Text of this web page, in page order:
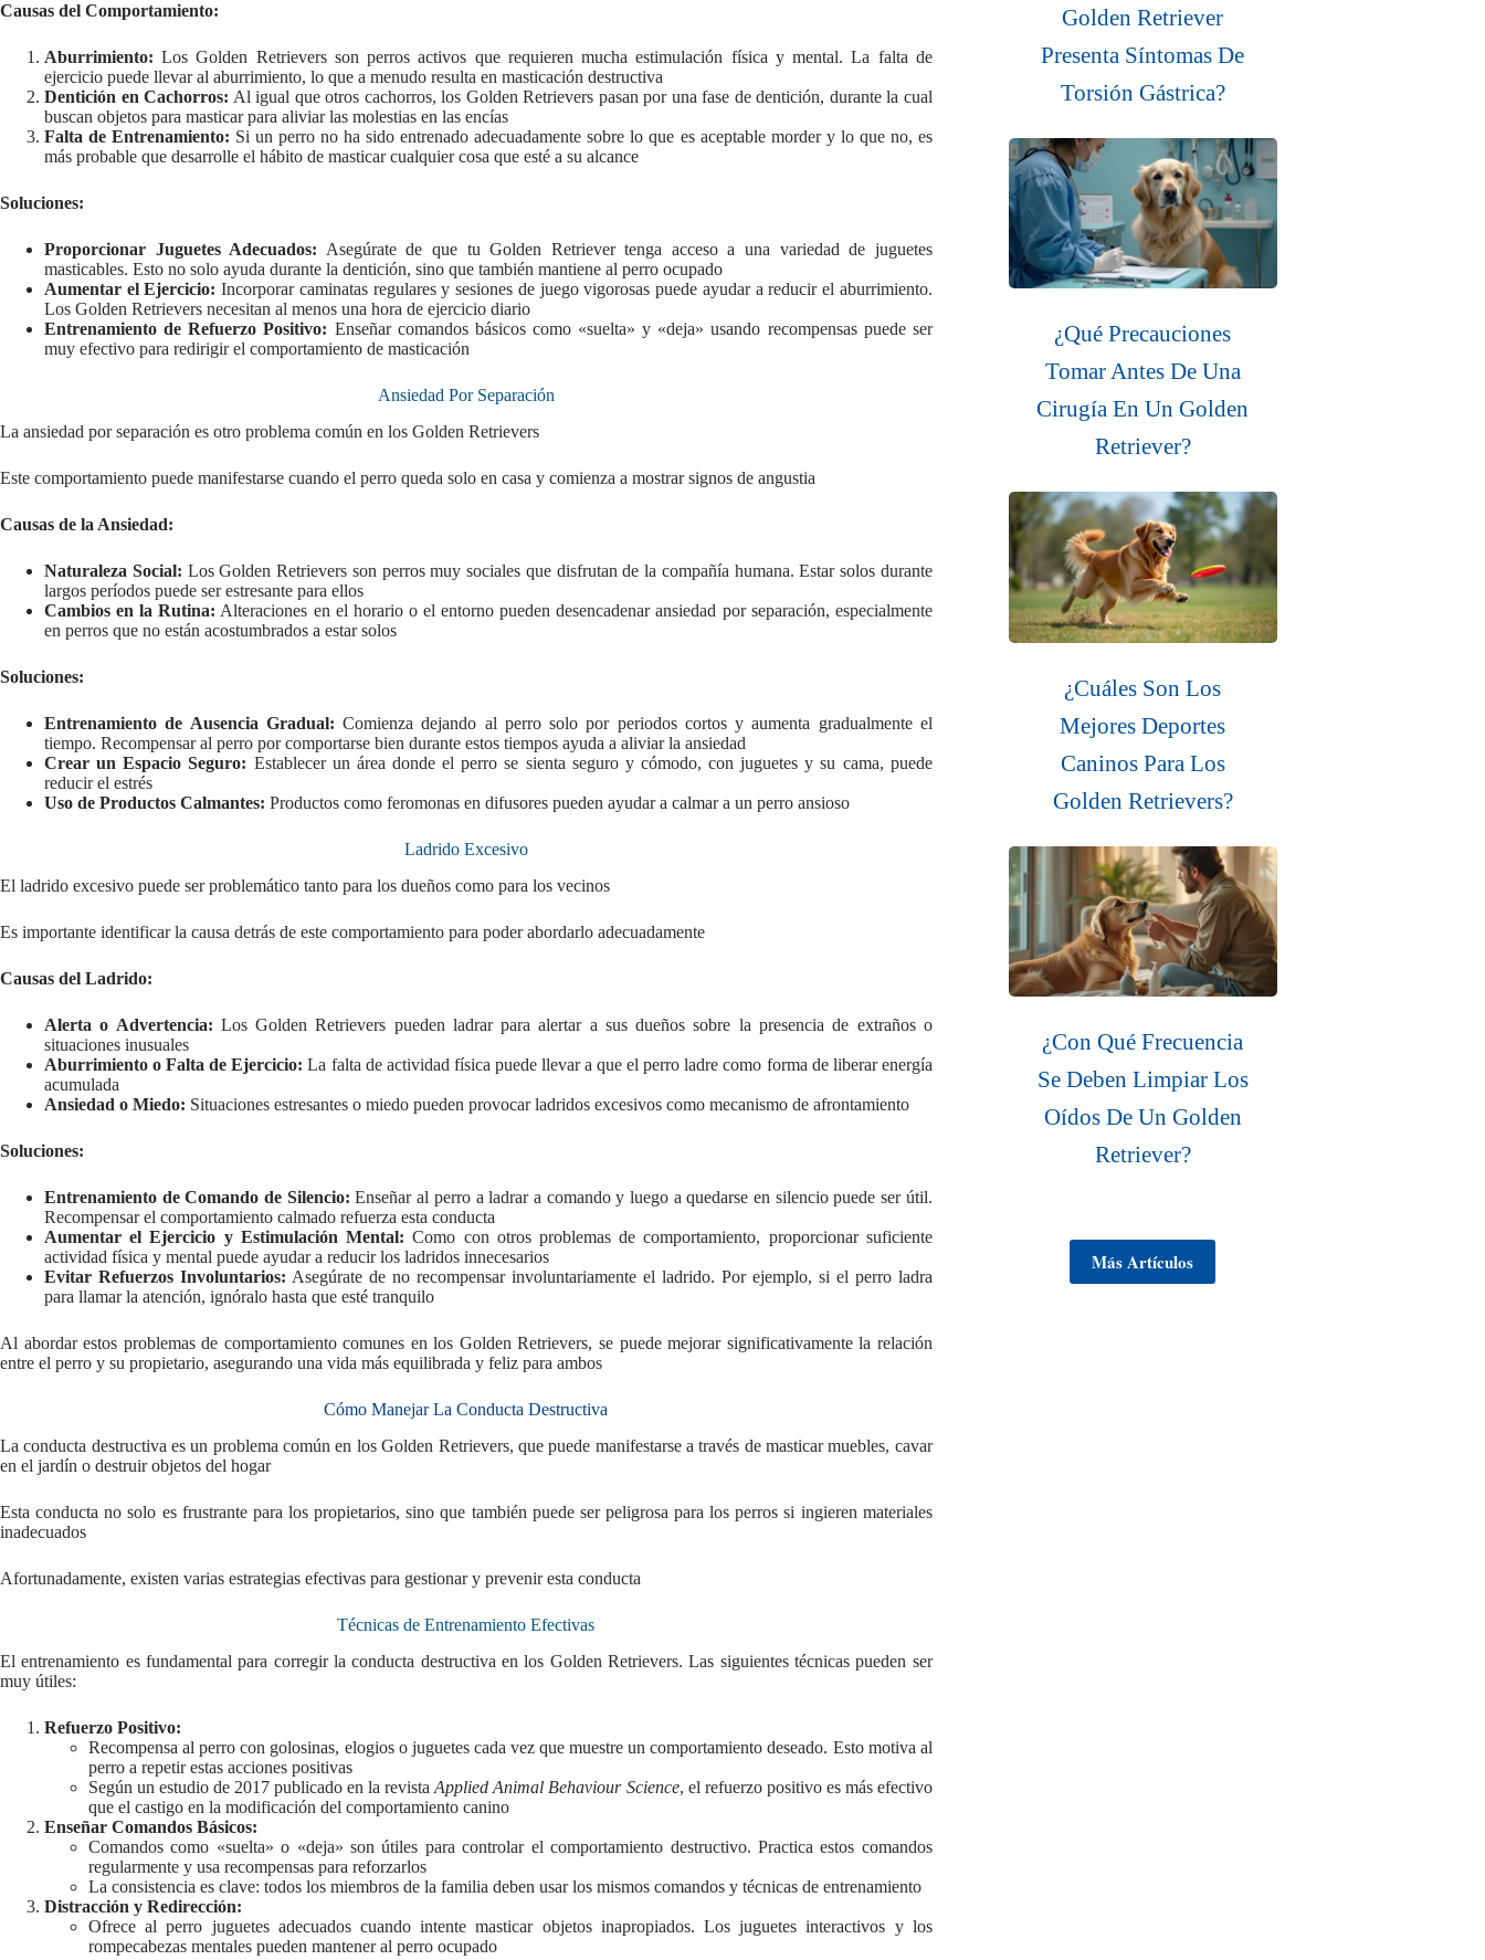
Causas del Comportamiento:
Aburrimiento: Los Golden Retrievers son perros activos que requieren mucha estimulación física y mental. La falta de
ejercicio puede llevar al aburrimiento, lo que a menudo resulta en masticación destructiva
Dentición en Cachorros: Al igual que otros cachorros, los Golden Retrievers pasan por una fase de dentición, durante la cual
buscan objetos para masticar para aliviar las molestias en las encías
Falta de Entrenamiento: Si un perro no ha sido entrenado adecuadamente sobre lo que es aceptable morder y lo que no, es
más probable que desarrolle el hábito de masticar cualquier cosa que esté a su alcance
Soluciones:
Proporcionar Juguetes Adecuados: Asegúrate de que tu Golden Retriever tenga acceso a una variedad de juguetes
masticables. Esto no solo ayuda durante la dentición, sino que también mantiene al perro ocupado
Aumentar el Ejercicio: Incorporar caminatas regulares y sesiones de juego vigorosas puede ayudar a reducir el aburrimiento.
Los Golden Retrievers necesitan al menos una hora de ejercicio diario
Entrenamiento de Refuerzo Positivo: Enseñar comandos básicos como «suelta» y «deja» usando recompensas puede ser
muy efectivo para redirigir el comportamiento de masticación
Ansiedad Por Separación
La ansiedad por separación es otro problema común en los Golden Retrievers
Este comportamiento puede manifestarse cuando el perro queda solo en casa y comienza a mostrar signos de angustia
Causas de la Ansiedad:
Naturaleza Social: Los Golden Retrievers son perros muy sociales que disfrutan de la compañía humana. Estar solos durante
largos períodos puede ser estresante para ellos
Cambios en la Rutina: Alteraciones en el horario o el entorno pueden desencadenar ansiedad por separación, especialmente
en perros que no están acostumbrados a estar solos
Soluciones:
Entrenamiento de Ausencia Gradual: Comienza dejando al perro solo por periodos cortos y aumenta gradualmente el
tiempo. Recompensar al perro por comportarse bien durante estos tiempos ayuda a aliviar la ansiedad
Crear un Espacio Seguro: Establecer un área donde el perro se sienta seguro y cómodo, con juguetes y su cama, puede
reducir el estrés
Uso de Productos Calmantes: Productos como feromonas en difusores pueden ayudar a calmar a un perro ansioso
Ladrido Excesivo
El ladrido excesivo puede ser problemático tanto para los dueños como para los vecinos
Es importante identificar la causa detrás de este comportamiento para poder abordarlo adecuadamente
Causas del Ladrido:
Alerta o Advertencia: Los Golden Retrievers pueden ladrar para alertar a sus dueños sobre la presencia de extraños o
situaciones inusuales
Aburrimiento o Falta de Ejercicio: La falta de actividad física puede llevar a que el perro ladre como forma de liberar energía
acumulada
Ansiedad o Miedo: Situaciones estresantes o miedo pueden provocar ladridos excesivos como mecanismo de afrontamiento
Soluciones:
Entrenamiento de Comando de Silencio: Enseñar al perro a ladrar a comando y luego a quedarse en silencio puede ser útil.
Recompensar el comportamiento calmado refuerza esta conducta
Aumentar el Ejercicio y Estimulación Mental: Como con otros problemas de comportamiento, proporcionar suficiente
actividad física y mental puede ayudar a reducir los ladridos innecesarios
Evitar Refuerzos Involuntarios: Asegúrate de no recompensar involuntariamente el ladrido. Por ejemplo, si el perro ladra
para llamar la atención, ignóralo hasta que esté tranquilo
Al abordar estos problemas de comportamiento comunes en los Golden Retrievers, se puede mejorar significativamente la relación
entre el perro y su propietario, asegurando una vida más equilibrada y feliz para ambos
Cómo Manejar La Conducta Destructiva
La conducta destructiva es un problema común en los Golden Retrievers, que puede manifestarse a través de masticar muebles, cavar
en el jardín o destruir objetos del hogar
Esta conducta no solo es frustrante para los propietarios, sino que también puede ser peligrosa para los perros si ingieren materiales
inadecuados
Afortunadamente, existen varias estrategias efectivas para gestionar y prevenir esta conducta
Técnicas de Entrenamiento Efectivas
El entrenamiento es fundamental para corregir la conducta destructiva en los Golden Retrievers. Las siguientes técnicas pueden ser
muy útiles:
Refuerzo Positivo:
Recompensa al perro con golosinas, elogios o juguetes cada vez que muestre un comportamiento deseado. Esto motiva al
perro a repetir estas acciones positivas
Según un estudio de 2017 publicado en la revistaApplied Animal Behaviour Science, el refuerzo positivo es más efectivo
que el castigo en la modificación del comportamiento canino
Enseñar Comandos Básicos:
Comandos como «suelta» o «deja» son útiles para controlar el comportamiento destructivo. Practica estos comandos
regularmente y usa recompensas para reforzarlos
La consistencia es clave: todos los miembros de la familia deben usar los mismos comandos y técnicas de entrenamiento
Distracción y Redirección:
Ofrece al perro juguetes adecuados cuando intente masticar objetos inapropiados. Los juguetes interactivos y los
rompecabezas mentales pueden mantener al perro ocupado
Golden Retriever
Presenta Síntomas De
Torsión Gástrica?
¿Qué Precauciones
Tomar Antes De Una
Cirugía En Un Golden
Retriever?
¿Cuáles Son Los
Mejores Deportes
Caninos Para Los
Golden Retrievers?
¿Con Qué Frecuencia
Se Deben Limpiar Los
Oídos De Un Golden
Retriever?
Más Artículos